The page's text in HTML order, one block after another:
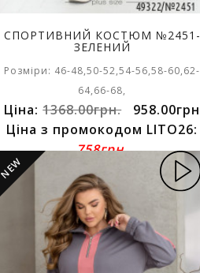
СПОРТИВНИЙ КОСТЮМ №2451-
ЗЕЛЕНИЙ
Розміри: 46-48,50-52,54-56,58-60,62-
64,66-68,
Ціна:1368.00грн.
958.00грн
Ціна з промокодом LITO26:
758грн.
NEW